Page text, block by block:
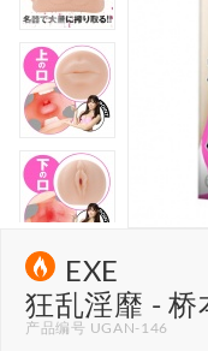
EXE
狂乱淫靡 -
产品编号 UGAN-146